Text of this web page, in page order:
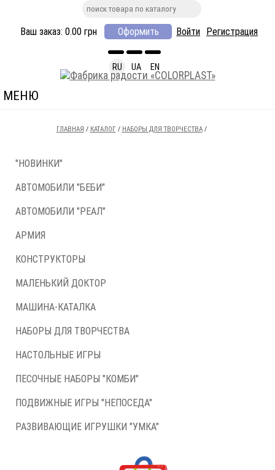
Ваш заказ: 0.00 грн Оформить Войти Регистрация
RU UA EN
МЕНЮ
ГЛАВНАЯ / КАТАЛОГ / НАБОРЫ ДЛЯ ТВОРЧЕСТВА/
"НОВИНКИ"
АВТОМОБИЛИ "БЕБИ"
АВТОМОБИЛИ "РЕАЛ"
АРМИЯ
КОНСТРУКТОРЫ
МАЛЕНЬКИЙ ДОКТОР
МАШИНА-КАТАЛКА
НАБОРЫ ДЛЯ ТВОРЧЕСТВА
НАСТОЛЬНЫЕ ИГРЫ
ПЕСОЧНЫЕ НАБОРЫ "КОМБИ"
ПОДВИЖНЫЕ ИГРЫ "НЕПОСЕДА"
РАЗВИВАЮЩИЕ ИГРУШКИ "УМКА"